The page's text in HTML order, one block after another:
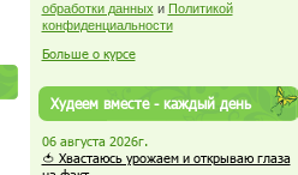
обработки данных и Политикой
конфиденциальности
Больше о курсе
Худеем вместе - каждый день
06 августа 2026г.
🍅 Хвастаюсь урожаем и открываю глаза